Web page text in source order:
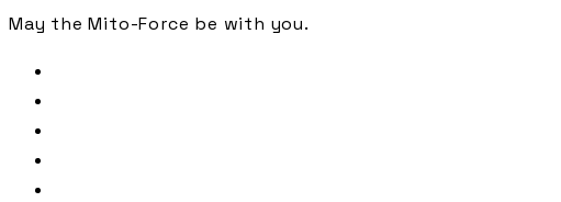
May the Mito-Force be with you.